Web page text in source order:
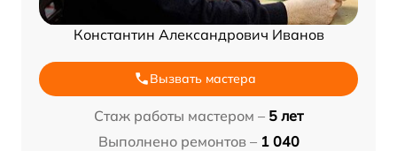
Константин Александрович Иванов
Вызвать мастера
Стаж работы мастером – 5 лет
Выполнено ремонтов – 1 040